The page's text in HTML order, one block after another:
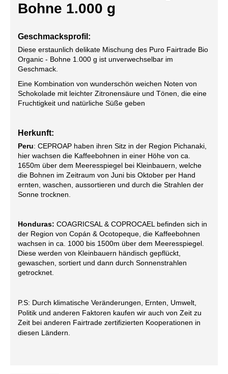
Bohne 1.000 g
Geschmacksprofil:
Diese erstaunlich delikate Mischung des Puro Fairtrade Bio
Organic - Bohne 1.000 g ist unverwechselbar im
Geschmack.
Eine Kombination von wunderschön weichen Noten von
Schokolade mit leichter Zitronensäure und Tönen, die eine
Fruchtigkeit und natürliche Süße geben
Herkunft:
Peru: CEPROAP haben ihren Sitz in der Region Pichanaki,
hier wachsen die Kaffeebohnen in einer Höhe von ca.
1650m über dem Meeresspiegel bei Kleinbauern, welche
die Bohnen im Zeitraum von Juni bis Oktober per Hand
ernten, waschen, aussortieren und durch die Strahlen der
Sonne trocknen.
Honduras: COAGRICSAL & COPROCAEL befinden sich in
der Region von Copán & Ocotopeque, die Kaffeebohnen
wachsen in ca. 1000 bis 1500m über dem Meeresspiegel.
Diese werden von Kleinbauern händisch gepflückt,
gewaschen, sortiert und dann durch Sonnenstrahlen
getrocknet.
P.S: Durch klimatische Veränderungen, Ernten, Umwelt,
Politik und anderen Faktoren kaufen wir auch von Zeit zu
Zeit bei anderen Fairtrade zertifizierten Kooperationen in
diesen Ländern.